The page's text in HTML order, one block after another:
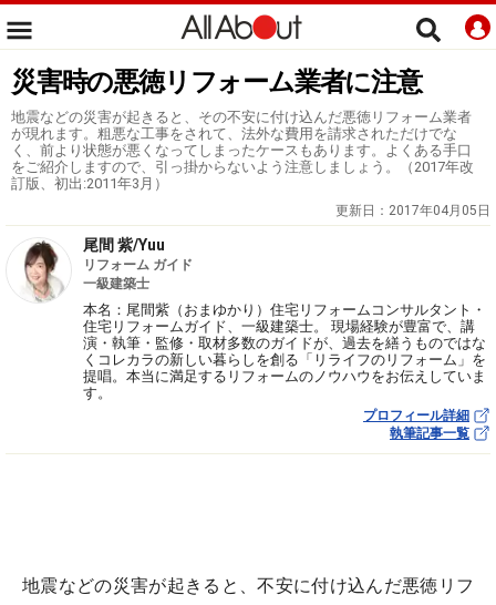
災害時の悪徳リフォーム業者に注意
地震などの災害が起きると、その不安に付け込んだ悪徳リフォーム業者
が現れます。粗悪な工事をされて、法外な費用を請求されただけでな
く、前より状態が悪くなってしまったケースもあります。よくある手口
をご紹介しますので、引っ掛からないよう注意しましょう。（2017年改
訂版、初出:2011年3月）
更新日： 2017年04月05日
尾間 紫/Yuu
リフォーム ガイド
一級建築士
本名：尾間紫（おまゆかり）住宅リフォームコンサルタント・
住宅リフォームガイド、一級建築士。 現場経験が豊富で、講
演・執筆・監修・取材多数のガイドが、過去を繕うものではな
くコレカラの新しい暮らしを創る「リライフのリフォーム」を
提唱。本当に満足するリフォームのノウハウをお伝えしていま
す。
プロフィール詳細
執筆記事一覧
地震などの災害が起きると、不安に付け込んだ悪徳リフ